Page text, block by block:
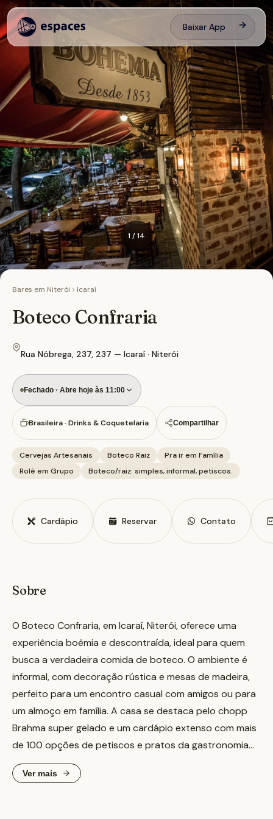
Baixar App
1 /14
Bares em Niterói Icaraí
Boteco Confraria
Rua Nóbrega, 237, 237 — Icaraí · Niterói
Fechado · Abre hoje às 11:00
Brasileira · Drinks & Coquetelaria Compartilhar
Cervejas Artesanais Boteco Raiz
Pra ir em Família
Rolê em Grupo
Boteco/raiz: simples, informal, petiscos.
Cardápio Reservar Contato
Sobre
O Boteco Confraria, em Icaraí, Niterói, oferece uma
experiência boêmia e descontraída, ideal para quem
busca a verdadeira comida de boteco. O ambiente é
informal, com decoração rústica e mesas de madeira,
perfeito para um encontro casual com amigos ou para
um almoço em família. A casa se destaca pelo chopp
Brahma super gelado e um cardápio extenso com mais
de 100 opções de petiscos e pratos da gastronomia
brasileira. Entre os destaques, o premiado bolinho de
feijoada (recheado com bacon e couve) e o bolinho de
Ver mais